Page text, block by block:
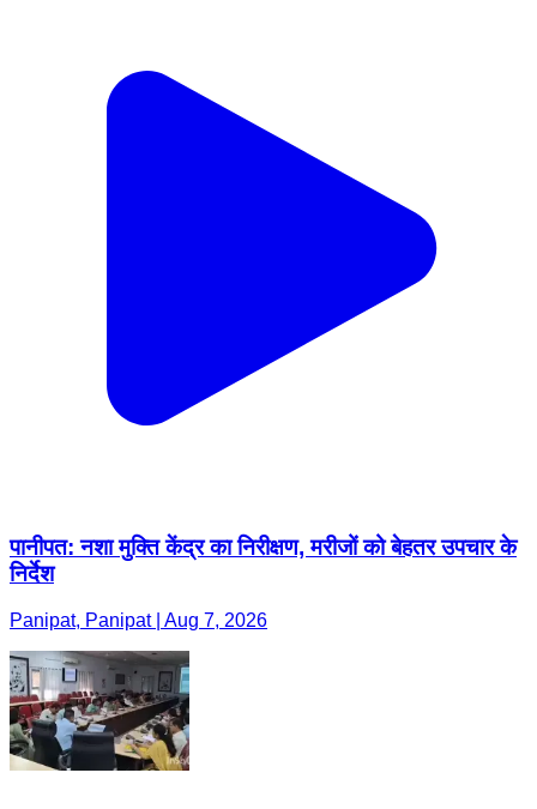
पानीपत: नशा मुक्ति केंद्र का निरीक्षण, मरीजों को बेहतर उपचार के
निर्देश
Panipat, Panipat | Aug 7, 2026